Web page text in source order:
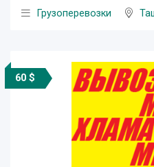
Грузоперевозки
60 $